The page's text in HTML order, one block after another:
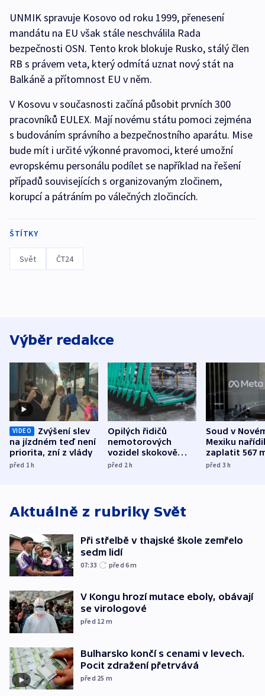
UNMIK spravuje Kosovo od roku 1999, přenesení
mandátu na EU však stále neschválila Rada
bezpečnosti OSN. Tento krok blokuje Rusko, stálý člen
RB s právem veta, který odmítá uznat nový stát na
Balkáně a přítomnost EU v něm.
V Kosovu v současnosti začíná působit prvních 300
pracovníků EULEX. Mají novému státu pomoci zejména
s budováním správního a bezpečnostního aparátu. Mise
bude mít i určité výkonné pravomoci, které umožní
evropskému personálu podílet se například na řešení
případů souvisejících s organizovaným zločinem,
korupcí a pátráním po válečných zločincích.
ŠTÍTKY
Svět ČT24
Výběr redakce
VIDEO
Zvýšení slev
na jízdném teď není
priorita, zní z vlády
před 1h
Opilých řidičů
nemotorových
vozidel skokově
přibylo, nejvíc ve
před 2h
Soud v
Mexiku
zaplatit 567
dolarů kvůli
před 3h
Aktuálně z rubriky Svět
Při střelbě v thajské škole zemřelo
sedm lidí
07:33 před 6m
V Kongu hrozí mutace eboly, obávají
se virologové
před 12 m
Bulharsko končí s cenami v levech.
Pocit zdražení přetrvává
před 25 m